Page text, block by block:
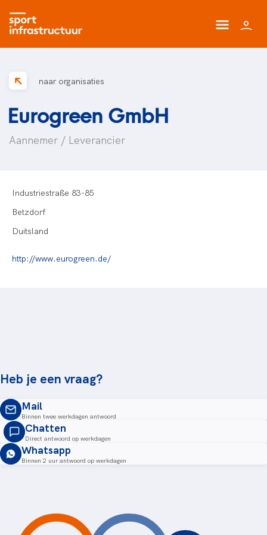
naar organisaties
Eurogreen GmbH
Aannemer / Leverancier
Industriestraße 83-85
Betzdorf
Duitsland
http://www.eurogreen.de/
Heb je een vraag?
Mail
Binnen twee werkdagen antwoord
Chatten
Direct antwoord op werkdagen
Whatsapp
Binnen 2 uur antwoord op werkdagen